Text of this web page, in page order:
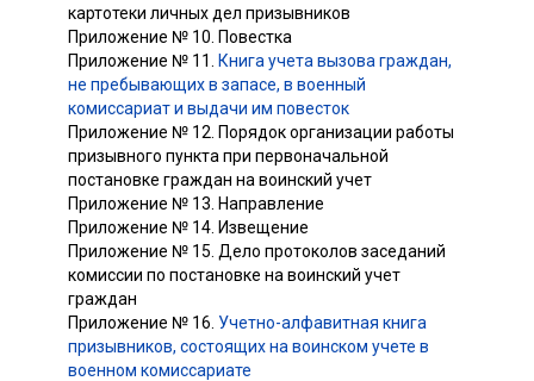
картотеки личных дел призывников
Приложение № 10. Повестка
Приложение № 11.
Книга учета вызова граждан,
не пребывающих в запасе, в военный
комиссариат и выдачи им повесток
Приложение № 12. Порядок организации работы
призывного пункта при первоначальной
постановке граждан на воинский учет
Приложение № 13. Направление
Приложение № 14. Извещение
Приложение № 15. Дело протоколов заседаний
комиссии по постановке на воинский учет
граждан
Приложение № 16. Учетно-алфавитная книга
призывников, состоящих на воинском учете в
военном комиссариате